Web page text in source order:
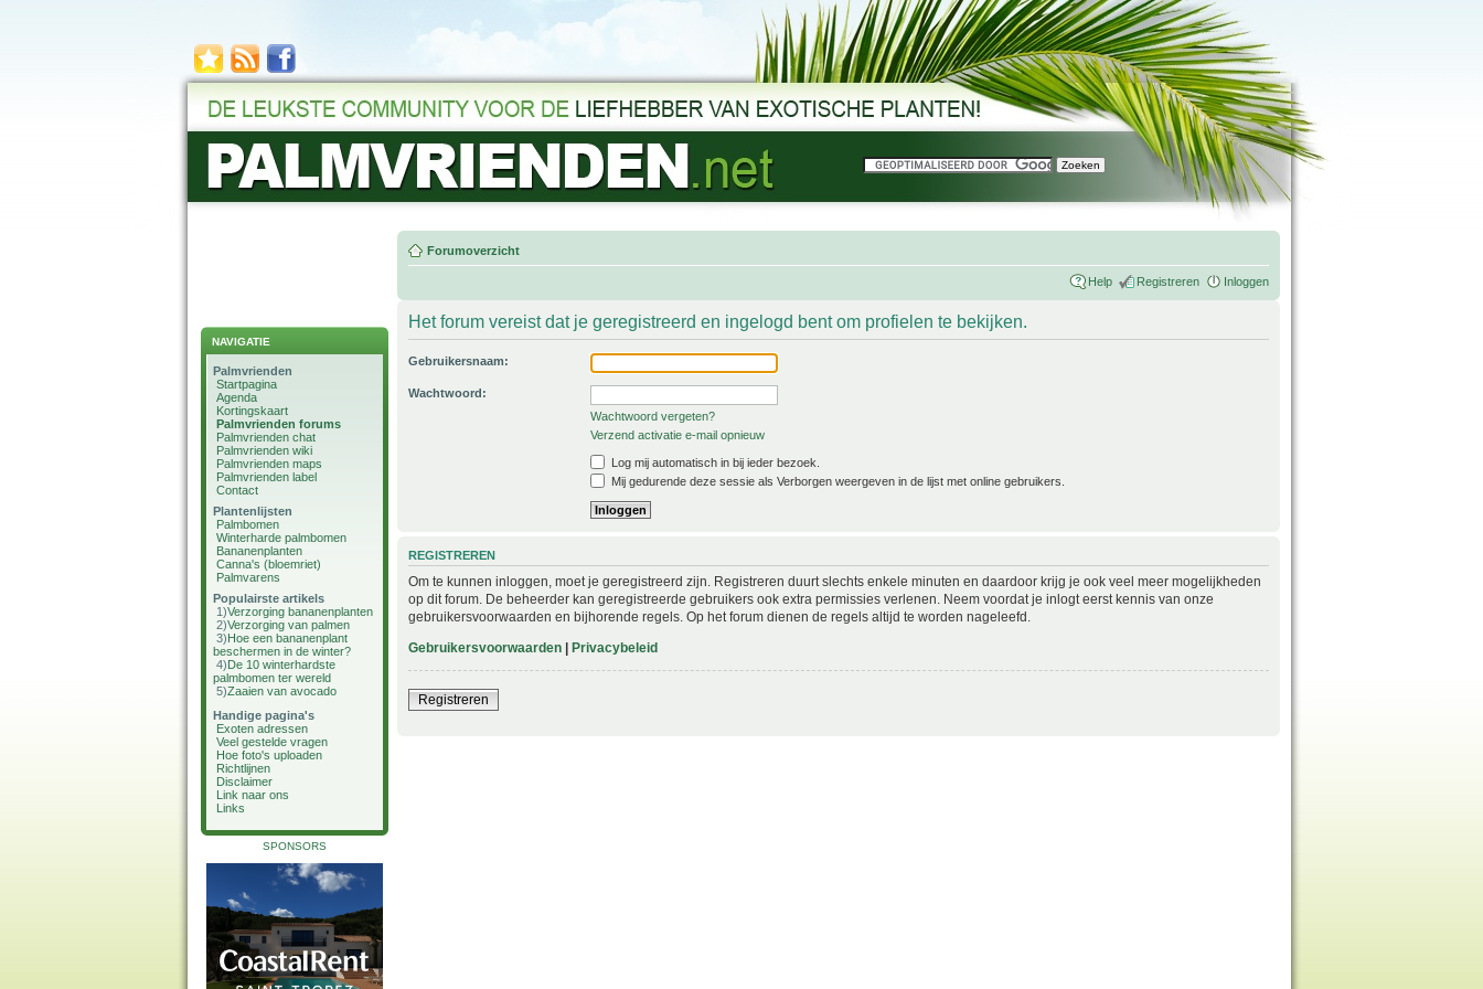
NAVIGATIE
Palmvrienden
Startpagina
Agenda
Kortingskaart
Palmvrienden forums
Palmvrienden chat
Palmvrienden wiki
Palmvrienden maps
Palmvrienden label
Contact
Plantenlijsten
Palmbomen
Winterharde palmbomen
Bananenplanten
Canna's (bloemriet)
Palmvarens
Populairste artikels
1)Verzorging bananenplanten
2)Verzorging van palmen
3)Hoe een bananenplant
beschermen in de winter?
4)De 10 winterhardste
palmbomen ter wereld
5)Zaaien van avocado
Handige pagina's
Exoten adressen
Veel gestelde vragen
Hoe foto's uploaden
Richtlijnen
Disclaimer
Link naar ons
Links
SPONSORS
Forumoverzicht
Help Registreren Inloggen
Het forum vereist dat je geregistreerd en ingelogd bent om profielen te bekijken.
Gebruikersnaam:
Wachtwoord:
Wachtwoord vergeten?
Verzend activatie e-mail opnieuw
Log mij automatisch in bij ieder bezoek.
Mij gedurende deze sessie als Verborgen weergeven in de lijst met online gebruikers.
REGISTREREN
Om te kunnen inloggen, moet je geregistreerd zijn. Registreren duurt slechts enkele minuten en daardoor krijg je ook veel meer mogelijkheden
op dit forum. De beheerder kan geregistreerde gebruikers ook extra permissies verlenen. Neem voordat je inlogt eerst kennis van onze
gebruikersvoorwaarden en bijhorende regels. Op het forum dienen de regels altijd te worden nageleefd.
Gebruikersvoorwaarden | Privacybeleid
Registreren